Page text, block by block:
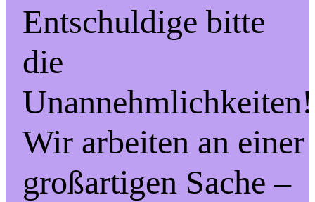
Entschuldige bitte
die
Unannehmlichkeiten!
Wir arbeiten an einer
großartigen Sache –